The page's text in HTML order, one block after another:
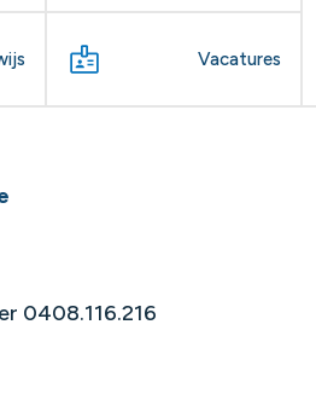
Vacatures
0408.116.216